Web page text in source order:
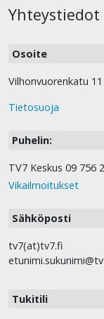
Yhteystiedot
Osoite
Vilhonvuorenkatu
Tietosuoja
Puhelin:
TV7 Keskus 09 756
Vikailmoitukset
Sähköposti
tv7(at)tv7.fi
Tukitili